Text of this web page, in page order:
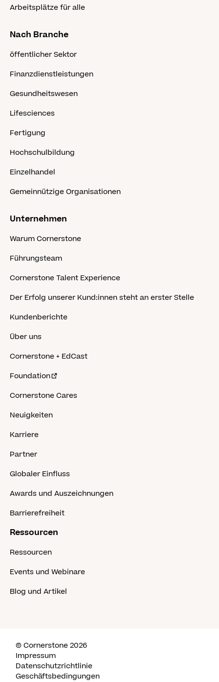
Arbeitsplätze für alle
Nach Branche
öffentlicher Sektor
Finanzdienstleistungen
Gesundheitswesen
Lifesciences
Fertigung
Hochschulbildung
Einzelhandel
Gemeinnützige Organisationen
Unternehmen
Warum Cornerstone
Führungsteam
Cornerstone Talent Experience
Der Erfolg unserer Kund:innen steht an erster Stelle
Kundenberichte
Über uns
Cornerstone + EdCast
Foundation
Cornerstone Cares
Neuigkeiten
Karriere
Partner
Globaler Einfluss
Awards und Auszeichnungen
Barrierefreiheit
Ressourcen
Ressourcen
Events und Webinare
Blog und Artikel
© Cornerstone 2026
Impressum
Datenschutzrichtlinie
Geschäftsbedingungen